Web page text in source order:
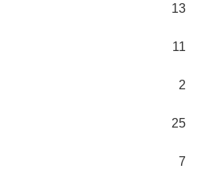
13
11
2
25
7